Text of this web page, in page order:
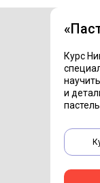
Курс
и